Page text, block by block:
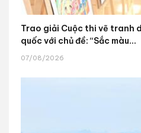
Trao giải Cuộc thi vẽ tranh
quốc với chủ đề: “Sắc màu...
07/08/2026